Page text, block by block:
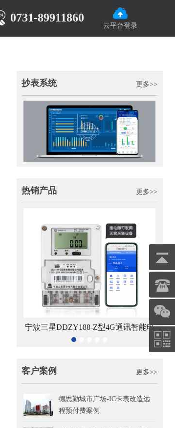
云平台登录
0731-89911860
抄表系统 更多>>
热销产品 更多>>
宁波三星DDZY188-Z型4G通讯智能电 杭州海兴
客户案例 更多>>
德思勤城市广场-IC卡表改造远
程预付费案例